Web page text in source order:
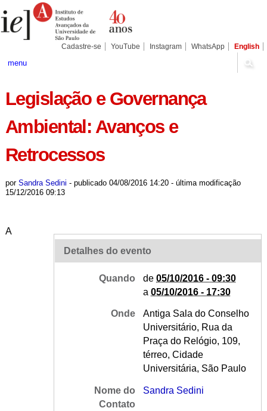
para
conteúdo.
Pessoais
Cadastre-se YouTube Instagram WhatsApp English
menu
Legislação e Governança
Ambiental: Avanços e
Retrocessos
por Sandra Sedini - publicado04/08/2016 14:20 - última modificação
15/12/2016 09:13
Detalhes do evento
Quando de05/10/2016 - 09:30
a05/10/2016 - 17:30
Onde
Antiga Sala do Conselho
Universitário, Rua da
Praça do Relógio, 109,
térreo, Cidade
Universitária, São Paulo
Nome do
Contato
Sandra Sedini
A